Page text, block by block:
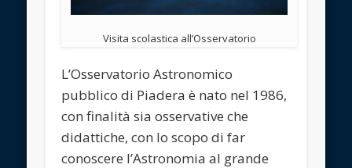
Visita scolastica all’Osservatorio
L’Osservatorio Astronomico
pubblico di Piadera è nato nel 1986,
con finalità sia osservative che
didattiche, con lo scopo di far
conoscere l’Astronomia al grande